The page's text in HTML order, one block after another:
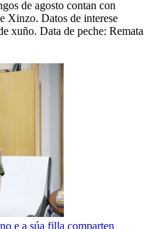
de agosto contan con
Xinzo. Datos de interese
xuño. Data de peche: Remata
e a súa filla comparten